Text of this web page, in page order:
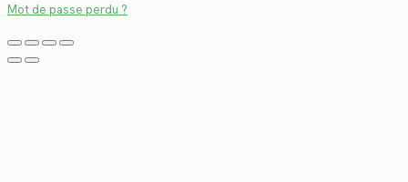
Mot de passe perdu ?